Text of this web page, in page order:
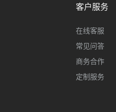
客户服务
在线客服
常见问答
商务合作
定制服务